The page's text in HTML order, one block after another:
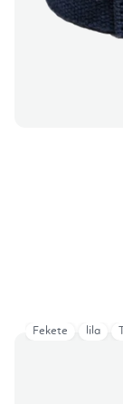
Fekete lila